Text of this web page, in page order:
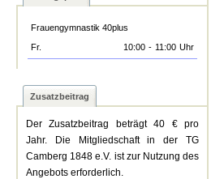
Frauengymnastik 40plus
Fr.
10:00 - 11:00 Uhr
Zusatzbeitrag
Der Zusatzbeitrag beträgt 40 € pro
Jahr. Die Mitgliedschaft in der TG
Camberg 1848 e.V. ist zur Nutzung des
Angebots erforderlich.